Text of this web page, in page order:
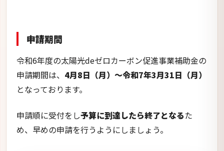
もらう条件と時期について
薩摩川内市：地球にやさしい環境